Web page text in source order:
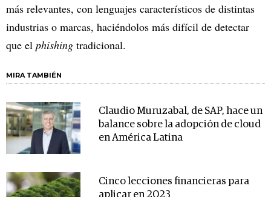
más relevantes, con lenguajes característicos de distintas
industrias o marcas, haciéndolos más difícil de detectar
que el phishing tradicional.
MIRA TAMBIÉN
Claudio Muruzabal, de SAP, hace un
balance sobre la adopción de cloud
en América Latina
Cinco lecciones financieras para
aplicar en 2023